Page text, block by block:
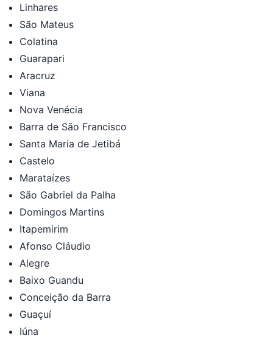
Linhares
São Mateus
Colatina
Guarapari
Aracruz
Viana
Nova Venécia
Barra de São Francisco
Santa Maria de Jetibá
Castelo
Marataízes
São Gabriel da Palha
Domingos Martins
Itapemirim
Afonso Cláudio
Alegre
Baixo Guandu
Conceição da Barra
Guaçuí
Iúna